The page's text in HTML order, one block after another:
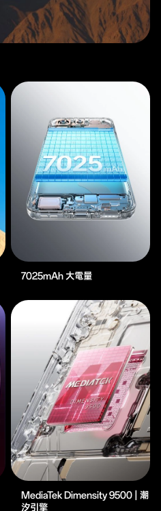
7025mAh 大電量
MediaTek Dimensity 9500 | 潮
汐引擎